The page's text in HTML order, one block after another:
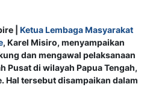
| Ketua Lembaga Masyarakat
, Karel Misiro, menyampaikan
dan mengawal pelaksanaan
di wilayah Papua Tengah,
Hal tersebut disampaikan dalam